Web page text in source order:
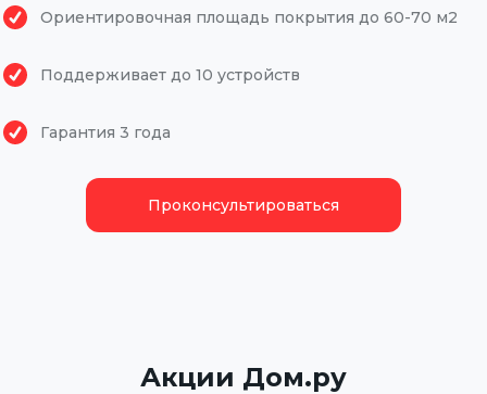
Ориентировочная площадь покрытия до 60-70 м2
Поддерживает до 10 устройств
Гарантия 3 года
Проконсультироваться
Акции Дом.ру